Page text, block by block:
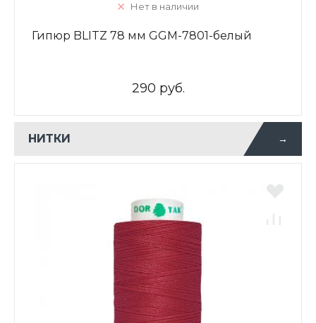
Нет в наличии
Гипюр BLITZ 78 мм GGM-7801-белый
290 руб.
НИТКИ →